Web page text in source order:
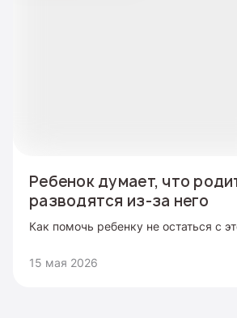
Ребенок думает, что
разводятся из-за него
Как помочь ребенку не остаться с
15 мая 2026